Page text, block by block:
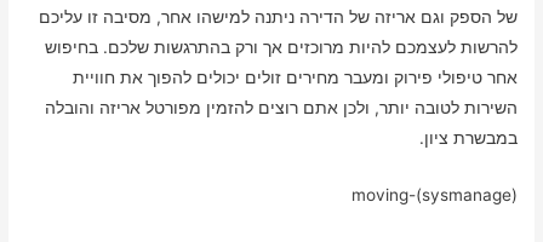
של הספק וגם אריזה של הדירה ניתנה למישהו אחר, מסיבה זו עליכם
להרשות לעצמכם להיות מרוכזים אך ורק בהתרגשות שלכם. בחיפוש
אחר טיפולי פירוק ומעבר מחירים זולים יכולים להפוך את חוויית
השירות לטובה יותר, ולכן אתם רוצים להזמין מפורטל אריזה והובלה
במבשרת ציון.
moving-(sysmanage)